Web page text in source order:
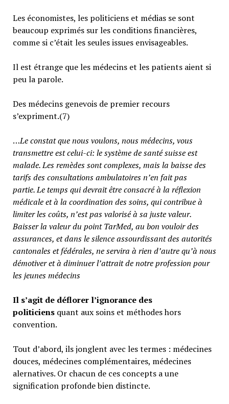
Les économistes, les politiciens et médias se sont
beaucoup exprimés sur les conditions financières,
comme si c’était les seules issues envisageables.
Il est étrange que les médecins et les patients aient si
peu la parole.
Des médecins genevois de premier recours
s’expriment.(7)
…Le constat que nous voulons, nous médecins, vous
transmettre est celui-ci: le système de santé suisse est
malade. Les remèdes sont complexes, mais la baisse des
tarifs des consultations ambulatoires n’en fait pas
partie.Le temps qui devrait être consacré à la réflexion
médicale et à la coordination des soins, qui contribue à
limiter les coûts, n’est pas valorisé à sa juste valeur.
Baisser la valeur du point TarMed, au bon vouloir des
assurances, et dans le silence assourdissant des autorités
cantonales et fédérales, ne servira à rien d’autre qu’à nous
démotiver et à diminuer l’attrait de notre profession pour
les jeunes médecins
Il s’agit de déflorer l’ignorance des
politiciensquant aux soins et méthodes hors
convention.
Tout d’abord, ils jonglent avec les termes : médecines
douces, médecines complémentaires, médecines
alernatives. Or chacun de ces concepts a une
signification profonde bien distincte.